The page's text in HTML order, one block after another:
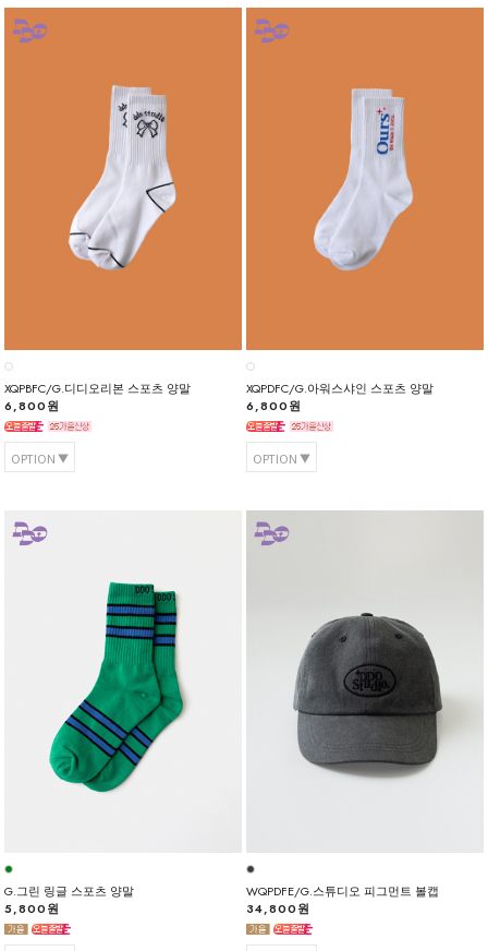
XQPBFC/G.디디오리본 스포츠 양말
6,800원
OPTION
XQPDFC/G.아워스샤인 스포츠 양말
6,800원
OPTION
G.그린 링글 스포츠 양말
5,800원
WQPDFE/G.스튜디오 피그먼트 볼캡
34,800원